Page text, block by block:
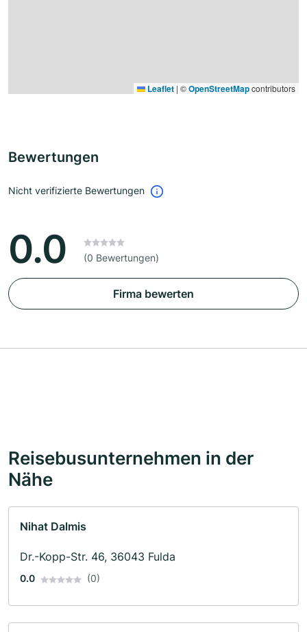
Leaflet | ©OpenStreetMapcontributors
Bewertungen
Nicht verifizierte Bewertungen
0.0 (0 Bewertungen)
Firma bewerten
Reisebusunternehmen in der
Nähe
Nihat Dalmis
Dr.-Kopp-Str. 46, 36043 Fulda
0.0 (0)